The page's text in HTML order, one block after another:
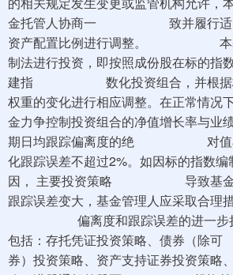
金托管人协商一 致并履行适当
资产配置比例进行调整。 本基
制法进行投资，即按照成份股在标的指
建指 数化投资组合，并根据标
权重的变化进行相应调整。在
金力争控制投资组合的净值增长率与业
期日均跟踪偏离度的绝 对值小
化跟踪误差不超过2%。如因标的指数
因， 主要投资策略 导致基金日
跟踪误差变大，基金管理人应采取合理
偏离度和跟踪误差的进一步扩
包括：存托凭证投资策略、债
券）投资策略、资产支持证券投资策略